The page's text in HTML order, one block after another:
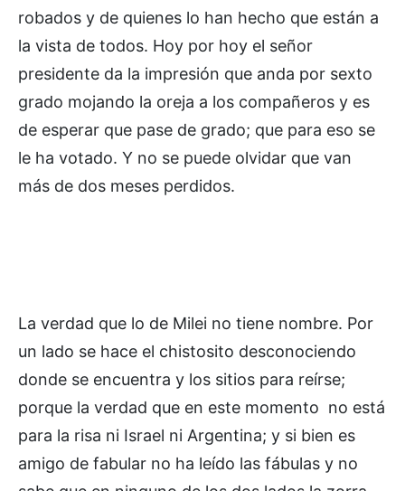
robados y de quienes lo han hecho que están a
la vista de todos. Hoy por hoy el señor
presidente da la impresión que anda por sexto
grado mojando la oreja a los compañeros y es
de esperar que pase de grado; que para eso se
le ha votado. Y no se puede olvidar que van
más de dos meses perdidos.
La verdad que lo de Milei no tiene nombre. Por
un lado se hace el chistosito desconociendo
donde se encuentra y los sitios para reírse;
porque la verdad que en este momento no está
para la risa ni Israel ni Argentina; y si bien es
amigo de fabular no ha leído las fábulas y no